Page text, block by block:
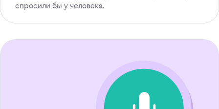
спросили бы у человека.